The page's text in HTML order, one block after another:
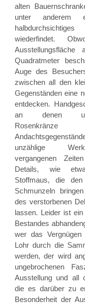
alten
unter anderem
wiederfindet.
Quadratmeter
Auge des
zwischen all den
Gegenständen eine
entdecken.
an denen
unzählige
vergangenen
Details, wie
Stoffmaus, die
Schmunzeln
des verstorbenen
lassen. Leider ist
Bestandes
wer das
Lohr durch die
werden, der wird
ungebrochenen
Ausstellung und all
die es darüber zu
Besonderheit der